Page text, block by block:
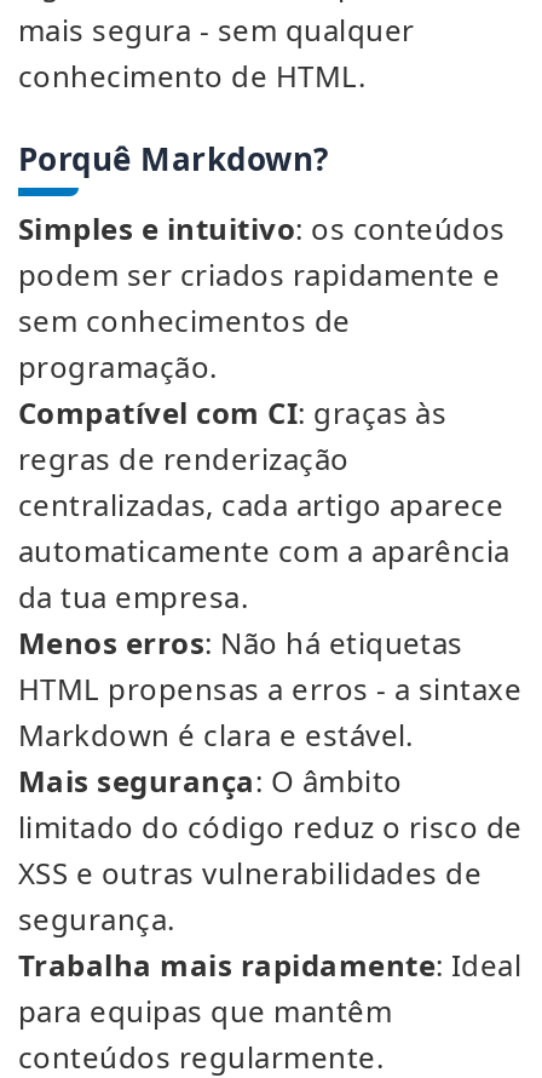
mais segura - sem qualquer
conhecimento de HTML.
Porquê Markdown?
Simples e intuitivo: os conteúdos
podem ser criados rapidamente e
sem conhecimentos de
programação.
Compatível com CI: graças às
regras de renderização
centralizadas, cada artigo aparece
automaticamente com a aparência
da tua empresa.
Menos erros: Não há etiquetas
HTML propensas a erros - a sintaxe
Markdown é clara e estável.
Mais segurança: O âmbito
limitado do código reduz o risco de
XSS e outras vulnerabilidades de
segurança.
Trabalha mais rapidamente: Ideal
para equipas que mantêm
conteúdos regularmente.